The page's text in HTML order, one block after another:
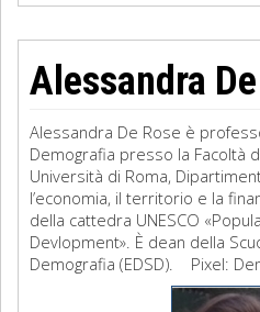
Alessandra
Alessandra De Rose è
Demografia presso la Facoltà
Università di Roma,
l’economia, il territorio e la
della cattedra UNESCO
Devlopment». È dean della
Demografia (EDSD). Pixel: